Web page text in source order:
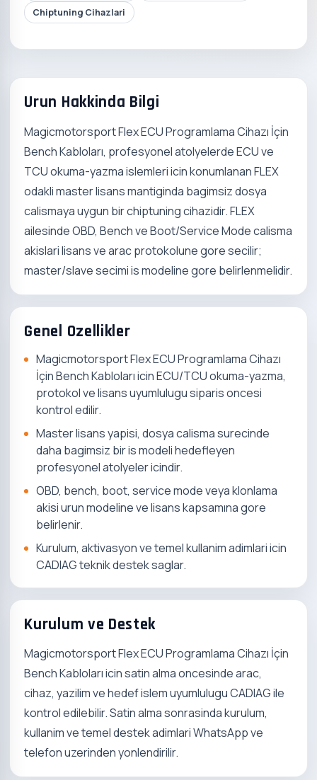
Chiptuning Cihazlari
Urun Hakkinda Bilgi
Magicmotorsport Flex ECU Programlama Cihazı İçin
Bench Kabloları, profesyonel atolyelerde ECU ve
TCU okuma-yazma islemleri icin konumlanan FLEX
odakli master lisans mantiginda bagimsiz dosya
calismaya uygun bir chiptuning cihazidir. FLEX
ailesinde OBD, Bench ve Boot/Service Mode calisma
akislari lisans ve arac protokolune gore secilir;
master/slave secimi is modeline gore belirlenmelidir.
Genel Ozellikler
Magicmotorsport Flex ECU Programlama Cihazı
İçin Bench Kabloları icin ECU/TCU okuma-yazma,
protokol ve lisans uyumlulugu siparis oncesi
kontrol edilir.
Master lisans yapisi, dosya calisma surecinde
daha bagimsiz bir is modeli hedefleyen
profesyonel atolyeler icindir.
OBD, bench, boot, service mode veya klonlama
akisi urun modeline ve lisans kapsamına gore
belirlenir.
Kurulum, aktivasyon ve temel kullanim adimlari icin
CADIAG teknik destek saglar.
Kurulum ve Destek
Magicmotorsport Flex ECU Programlama Cihazı İçin
Bench Kabloları icin satin alma oncesinde arac,
cihaz, yazilim ve hedef islem uyumlulugu CADIAG ile
kontrol edilebilir. Satin alma sonrasinda kurulum,
kullanim ve temel destek adimlari WhatsApp ve
telefon uzerinden yonlendirilir.